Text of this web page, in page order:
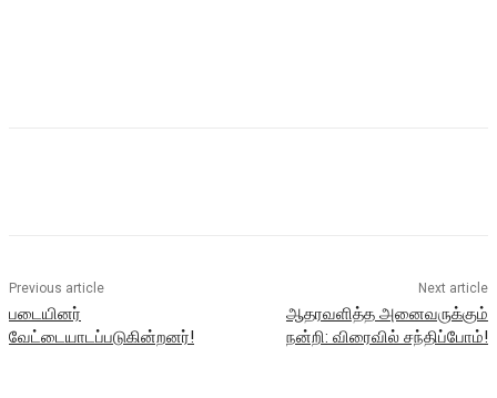
Previous article
படையினர்
வேட்டையாடப்படுகின்றனர்!
Next article
ஆதரவளித்த அனைவருக்கும்
நன்றி: விரைவில் சந்திப்போம்!